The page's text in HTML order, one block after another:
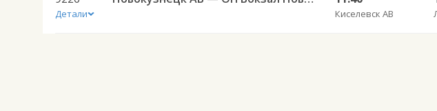
Детали Киселевск АВ